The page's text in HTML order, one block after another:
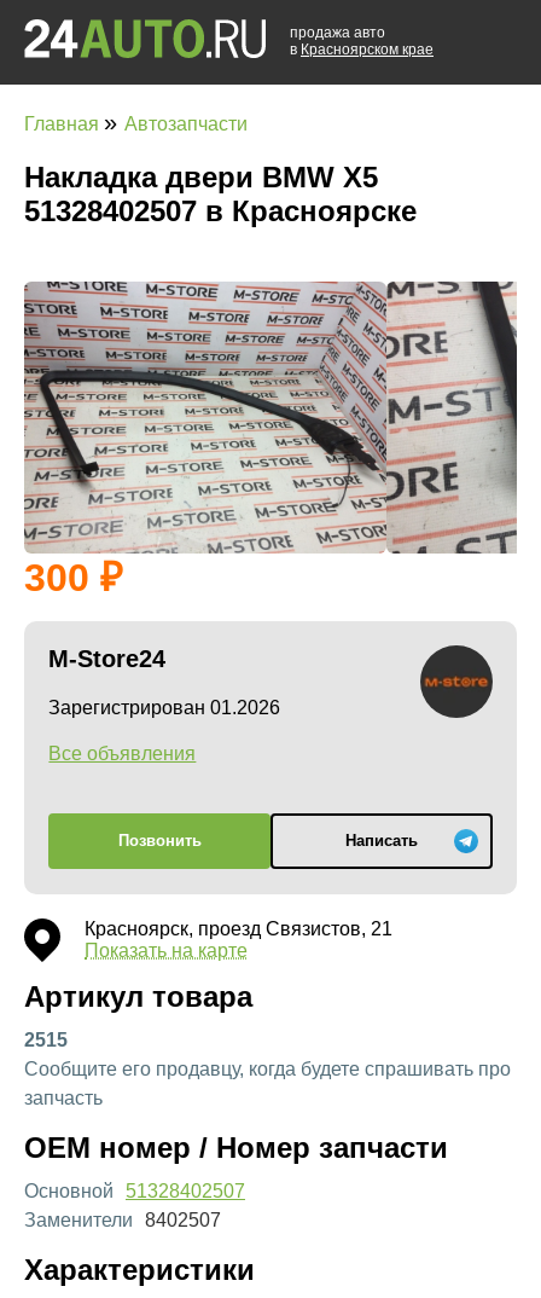
продажа авто
в Красноярском крае
Главная » Автозапчасти
Накладка двери BMW X5
51328402507 в Красноярске
300
M-Store24
Зарегистрирован 01.2026
Все объявления
Позвонить Написать
Красноярск, проезд Связистов, 21
Показать на карте
Артикул товара
2515
Сообщите его продавцу, когда будете спрашивать про
запчасть
OEM номер / Номер запчасти
Основной
51328402507
Заменители
8402507
Характеристики